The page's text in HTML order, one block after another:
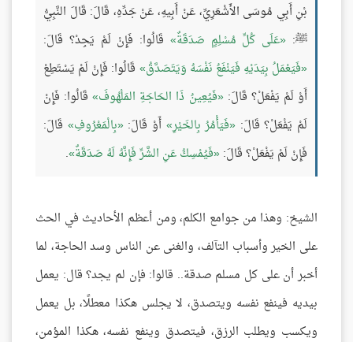
بْنِ أَبِي مُوسَى الأَشْعَرِيِّ، عَنْ أَبِيهِ، عَنْ جَدِّهِ، قَالَ: قَالَ النَّبِيُّ
ﷺ:
عَلَى كُلِّ مُسْلِمٍ صَدَقَةٌ
قَالُوا: فَإِنْ لَمْ يَجِدْ؟ قَالَ:
فَيَعْمَلُ بِيَدَيْهِ فَيَنْفَعُ نَفْسَهُ وَيَتَصَدَّقُ قَالُوا: فَإِنْ لَمْ يَسْتَطِعْ
أَوْ لَمْ يَفْعَلْ؟ قَالَ: فَيُعِينُ ذَا الحَاجَةِ المَلْهُوفَ قَالُوا: فَإِنْ
لَمْ يَفْعَلْ؟ قَالَ: فَيَأْمُرُ بِالخَيْرِ أَوْ قَالَ: بِالْمَعْرُوفِ قَالَ:
فَإِنْ لَمْ يَفْعَلْ؟ قَالَ: فَيُمْسِكُ عَنِ الشَّرِّ فَإِنَّهُ لَهُ صَدَقَةٌ .
الشيخ: وهذا من جوامع الكلم، ومن أعظم الأحاديث في الحث
على الخير وأسباب التآلف، والغنى عن الناس وسد الحاجة، لما
أخبر أن على كل مسلم صدقة.. قالوا: فإن لم يجد؟ قال: يعمل
بيديه فينفع نفسه ويتصدق، لا يجلس هكذا معطلًا، بل يعمل
ويكسب ويطلب الرزق، فيتصدق وينفع نفسه، هكذا المؤمن،